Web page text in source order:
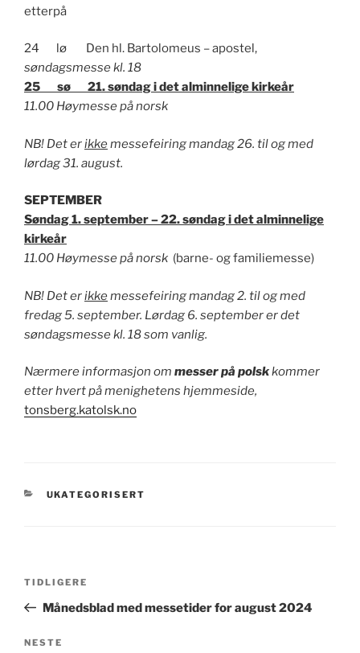
etterpå
24 lø Den hl. Bartolomeus – apostel,
søndagsmesse kl. 18
25 sø 21. søndag i det alminnelige kirkeår
11.00 Høymesse på norsk
NB! Det erikkemessefeiring mandag 26. til og med
lørdag 31. august.
SEPTEMBER
Søndag 1. september – 22. søndag i det alminnelige
kirkeår
11.00 Høymesse på norsk (barne- og familiemesse)
NB! Det erikkemessefeiring mandag 2. til og med
fredag 5. september. Lørdag 6. september er det
søndagsmesse kl. 18 som vanlig.
Nærmere informasjon om messer på polskkommer
etter hvert på menighetens hjemmeside,
tonsberg.katolsk.no
KATEGORIER
UKATEGORISERT
Forrige
innlegg
TIDLIGERE
Månedsblad med messetider for august 2024
Neste
NESTE